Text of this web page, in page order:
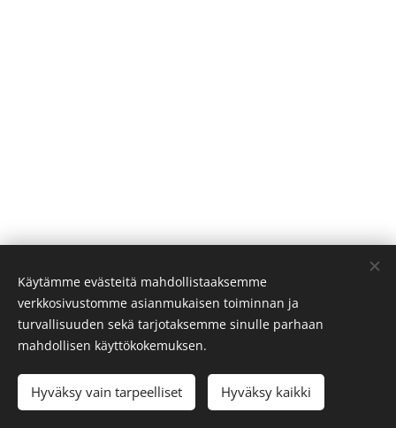
Suomen Keeshond ry
Kaikki oikeudet pidätetään 2026
LuotuWebnodella Evästeet
Käytämme evästeitä mahdollistaaksemme
verkkosivustomme asianmukaisen toiminnan ja
turvallisuuden sekä tarjotaksemme sinulle parhaan
mahdollisen käyttökokemuksen.
Hyväksy vain tarpeelliset Hyväksy kaikki